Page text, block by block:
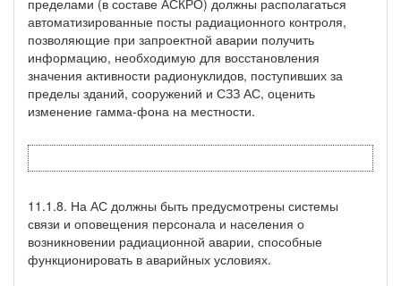
автоматизированные посты радиационного контроля,
позволяющие при запроектной аварии получить
информацию, необходимую для восстановления
значения активности радионуклидов, поступивших за
пределы зданий, сооружений и СЗЗ АС, оценить
изменение гамма-фона на местности.
11.1.8. На АС должны быть предусмотрены системы
связи и оповещения персонала и населения о
возникновении радиационной аварии, способные
функционировать в аварийных условиях.